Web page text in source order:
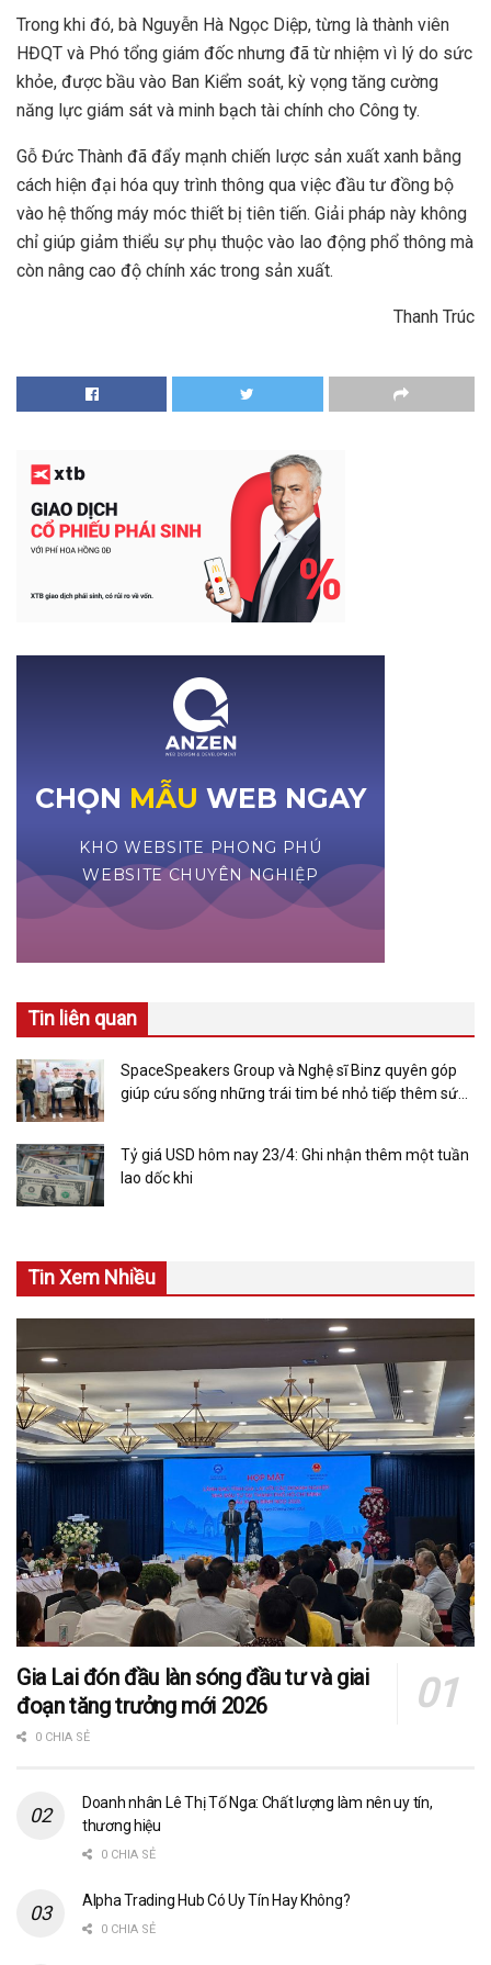
Trong khi đó, bà Nguyễn Hà Ngọc Diệp, từng là thành viên
HĐQT và Phó tổng giám đốc nhưng đã từ nhiệm vì lý do sức
khỏe, được bầu vào Ban Kiểm soát, kỳ vọng tăng cường
năng lực giám sát và minh bạch tài chính cho Công ty.
Gỗ Đức Thành đã đẩy mạnh chiến lược sản xuất xanh bằng
cách hiện đại hóa quy trình thông qua việc đầu tư đồng bộ
vào hệ thống máy móc thiết bị tiên tiến. Giải pháp này không
chỉ giúp giảm thiểu sự phụ thuộc vào lao động phổ thông mà
còn nâng cao độ chính xác trong sản xuất.
Thanh Trúc
Tin liên quan
SpaceSpeakers Group và Nghệ sĩ Binz quyên góp
giúp cứu sống những trái tim bé nhỏ tiếp thêm sức
Tỷ giá USD hôm nay 23/4: Ghi nhận thêm một tuần
lao dốc khi
Tin Xem Nhiều
Gia Lai đón đầu làn sóng đầu tư và giai
đoạn tăng trưởng mới 2026
0 CHIA SẺ
Doanh nhân Lê Thị Tố Nga: Chất lượng làm nên uy tín,
thương hiệu
0 CHIA SẺ
Alpha Trading Hub Có Uy Tín Hay Không?
0 CHIA SẺ